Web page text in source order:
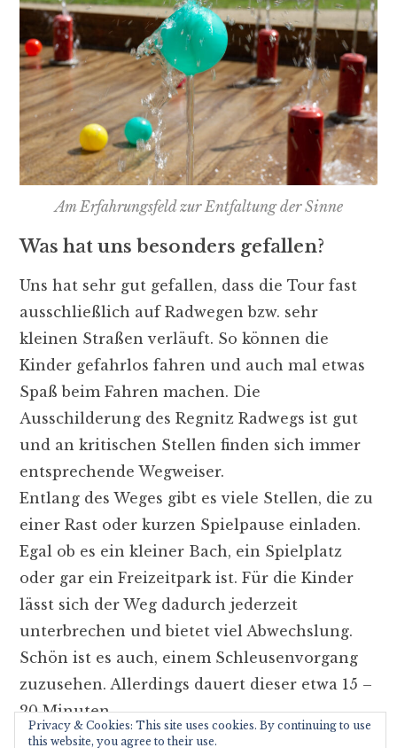
Am Erfahrungsfeld zur Entfaltung der Sinne
Was hat uns besonders gefallen?
Uns hat sehr gut gefallen, dass die Tour fast
ausschließlich auf Radwegen bzw. sehr
kleinen Straßen verläuft. So können die
Kinder gefahrlos fahren und auch mal etwas
Spaß beim Fahren machen. Die
Ausschilderung des Regnitz Radwegs ist gut
und an kritischen Stellen finden sich immer
entsprechende Wegweiser.
Entlang des Weges gibt es viele Stellen, die zu
einer Rast oder kurzen Spielpause einladen.
Egal ob es ein kleiner Bach, ein Spielplatz
oder gar ein Freizeitpark ist. Für die Kinder
lässt sich der Weg dadurch jederzeit
unterbrechen und bietet viel Abwechslung.
Schön ist es auch, einem Schleusenvorgang
zuzusehen. Allerdings dauert dieser etwa 15 –
20 Minuten.
Privacy & Cookies: This site uses cookies. By continuing to use
this website, you agree to their use.